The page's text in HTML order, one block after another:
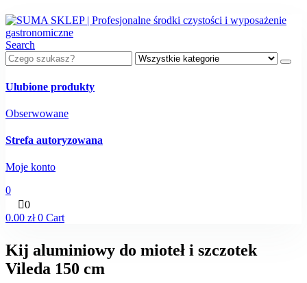
Search
Ulubione produkty
Obserwowane
Strefa autoryzowana
Moje konto
0
0
0.00 zł 0 Cart
Kij aluminiowy do mioteł i szczotek
Vileda 150 cm